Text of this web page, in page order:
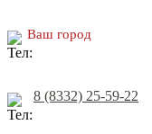
Ваш город
8 (8332) 25-59-22